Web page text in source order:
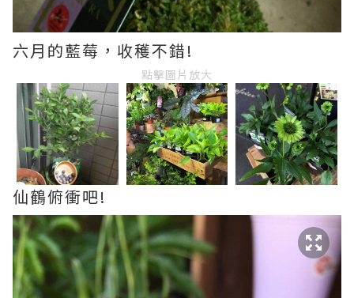
六月的藍莓，收穫不錯!
點擊圖片放大
仙鶴俯衝吧!